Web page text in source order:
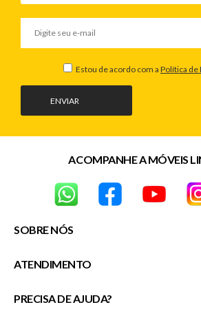
ENVIAR
Estou de acordo com a Política de
SOBRE NÓS
Nossas Lojas
ATENDIMENTO
Minha Conta
PRECISA DE AJUDA?
ACOMPANHE A MÓVEIS